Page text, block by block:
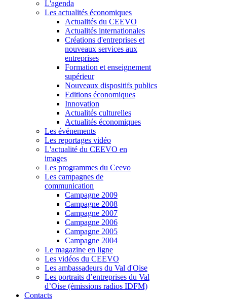
L'agenda
Les actualités économiques
Actualités du CEEVO
Actualités internationales
Créations d'entreprises et
nouveaux services aux
entreprises
Formation et enseignement
supérieur
Nouveaux dispositifs publics
Editions économiques
Innovation
Actualités culturelles
Actualités économiques
Les événements
Les reportages vidéo
L'actualité du CEEVO en
images
Les programmes du Ceevo
Les campagnes de
communication
Campagne 2009
Campagne 2008
Campagne 2007
Campagne 2006
Campagne 2005
Campagne 2004
Le magazine en ligne
Les vidéos du CEEVO
Les ambassadeurs du Val d'Oise
Les portraits d’entreprises du Val
d’Oise (émissions radios IDFM)
Contacts